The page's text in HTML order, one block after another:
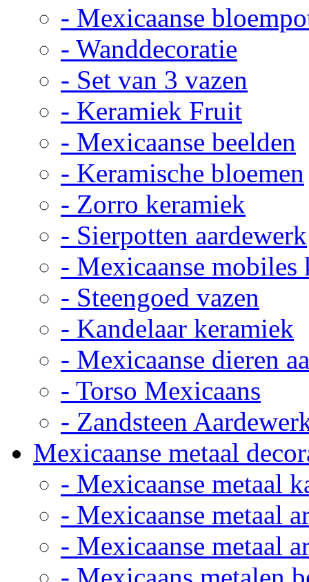
- Mexicaanse
- Wanddecoratie
- Set van 3 vazen
- Keramiek Fruit
- Mexicaanse beelden
- Keramische bloemen
- Zorro keramiek
- Sierpotten aardewerk
- Mexicaanse mobiles
- Steengoed vazen
- Kandelaar keramiek
- Mexicaanse dieren
- Torso Mexicaans
- Zandsteen
Mexicaanse metaal
- Mexicaanse metaal
- Mexicaanse metaal
- Mexicaanse metaal